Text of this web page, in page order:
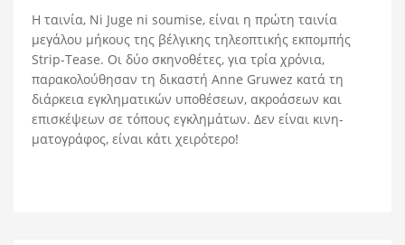
Η ταινία, Ni Juge ni soumise, είναι η πρώτη ταινία
μεγάλου μήκους της βέλγικης τηλεοπτικής εκπομπής
Strip-Tease. Οι δύο σκηνοθέτες, για τρία χρόνια,
παρακολούθησαν τη δικαστή Anne Gruwez κατά τη
διάρκεια εγκληματικών υποθέσεων, ακροάσεων και
επισκέψεων σε τόπους εγκλημάτων. Δεν είναι κινη-
ματογράφος, είναι κάτι χειρότερο!